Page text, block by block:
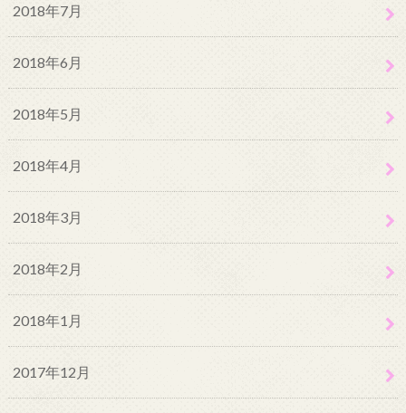
2018年7月
2018年6月
2018年5月
2018年4月
2018年3月
2018年2月
2018年1月
2017年12月